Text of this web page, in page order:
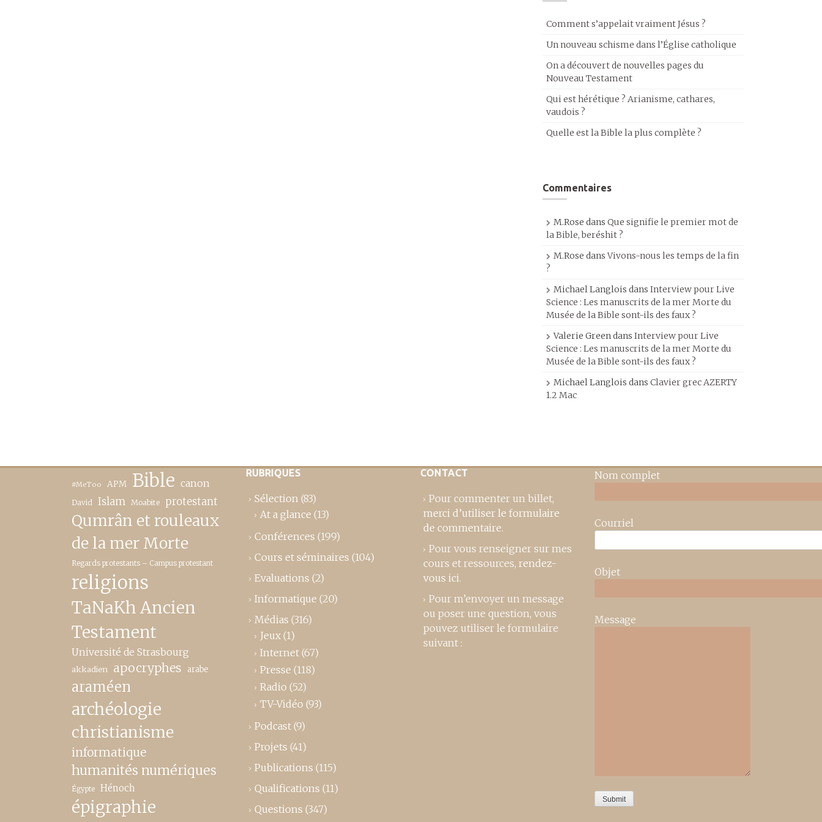
Comment s’appelait vraiment Jésus ?
Un nouveau schisme dans l’Église catholique
On a découvert de nouvelles pages du
Nouveau Testament
Qui est hérétique ? Arianisme, cathares,
vaudois ?
Quelle est la Bible la plus complète ?
Commentaires
M.Rose dans Que signifie le premier mot de
la Bible, beréshit ?
M.Rose dansVivons-nous les temps de la fin
?
Michael Langlois dans Interview pour Live
Science : Les manuscrits de la mer Morte du
Musée de la Bible sont-ils des faux ?
Valerie Greendans Interview pour Live
Science : Les manuscrits de la mer Morte du
Musée de la Bible sont-ils des faux ?
Michael Langlois dans Clavier grec AZERTY
1.2 Mac
#MeToo APM Bible canon
David Islam Moabite protestant
Qumrân et rouleaux
de la mer Morte
Regards protestants – Campus protestant
religions
TaNaKh Ancien
Testament
Université de Strasbourg
akkadien apocryphes arabe
araméen
archéologie
christianisme
informatique
humanités numériques
Égypte Hénoch
épigraphie
RUBRIQUES
Sélection (83)
At a glance (13)
Conférences (199)
Cours et séminaires (104)
Evaluations (2)
Informatique (20)
Médias (316)
Jeux (1)
Internet (67)
Presse (118)
Radio (52)
TV-Vidéo (93)
Podcast (9)
Projets (41)
Publications (115)
Qualifications (11)
Questions (347)
CONTACT
Pour commenter un billet,
merci d’utiliser le formulaire
de commentaire.
Pour vous renseigner sur mes
cours et ressources, rendez-
vous ici.
Pour m’envoyer un message
ou poser une question, vous
pouvez utiliser le formulaire
suivant :
Nom complet
Courriel
Objet
Message